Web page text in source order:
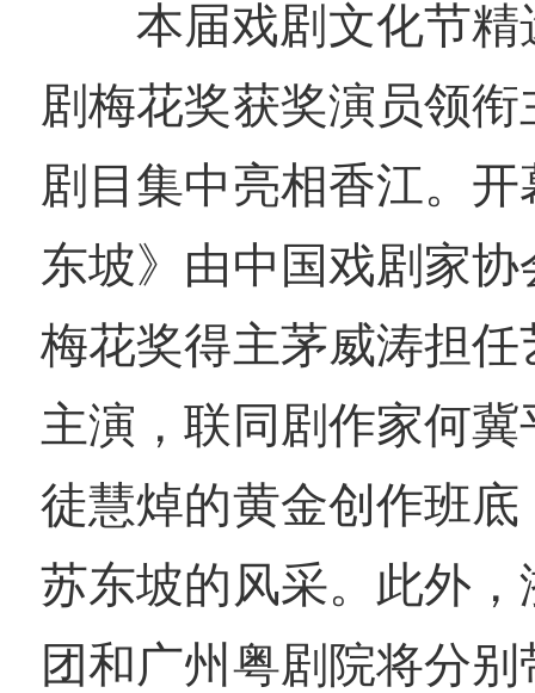
本届戏剧文化节
剧梅花奖获奖演员领
剧目集中亮相香江。
东坡》由中国戏剧家
梅花奖得主茅威涛担
主演，联同剧作家何
徒慧焯的黄金创作班
苏东坡的风采。此外
团和广州粤剧院将分